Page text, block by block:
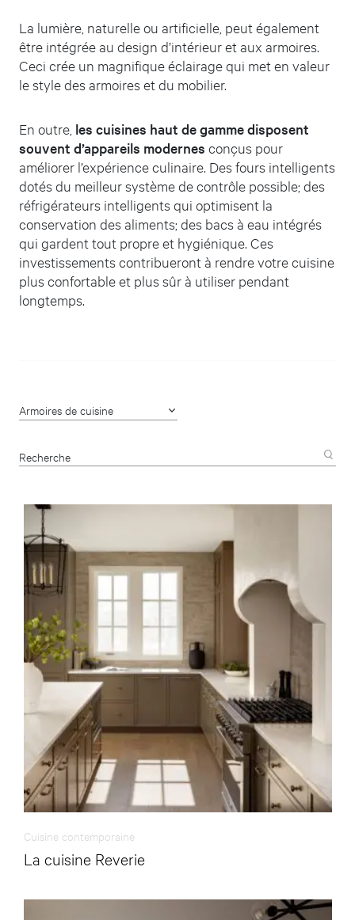
La lumière, naturelle ou artificielle, peut également
être intégrée au design d’intérieur et aux armoires.
Ceci crée un magnifique éclairage qui met en valeur
le style des armoires et du mobilier.
En outre, les cuisines haut de gamme disposent
souvent d’appareils modernes conçus pour
améliorer l’expérience culinaire. Des fours intelligents
dotés du meilleur système de contrôle possible; des
réfrigérateurs intelligents qui optimisent la
conservation des aliments; des bacs à eau intégrés
qui gardent tout propre et hygiénique. Ces
investissements contribueront à rendre votre cuisine
plus confortable et plus sûr à utiliser pendant
longtemps.
Armoires de cuisine
Recherche
Cuisine contemporaine
La cuisine Reverie